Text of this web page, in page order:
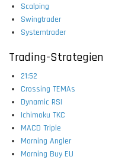
Scalping
Swingtrader
Systemtrader
Trading-Strategien
21:52
Crossing TEMAs
Dynamic RSI
Ichimoku TKC
MACD Triple
Morning Angler
Morning Buy EU